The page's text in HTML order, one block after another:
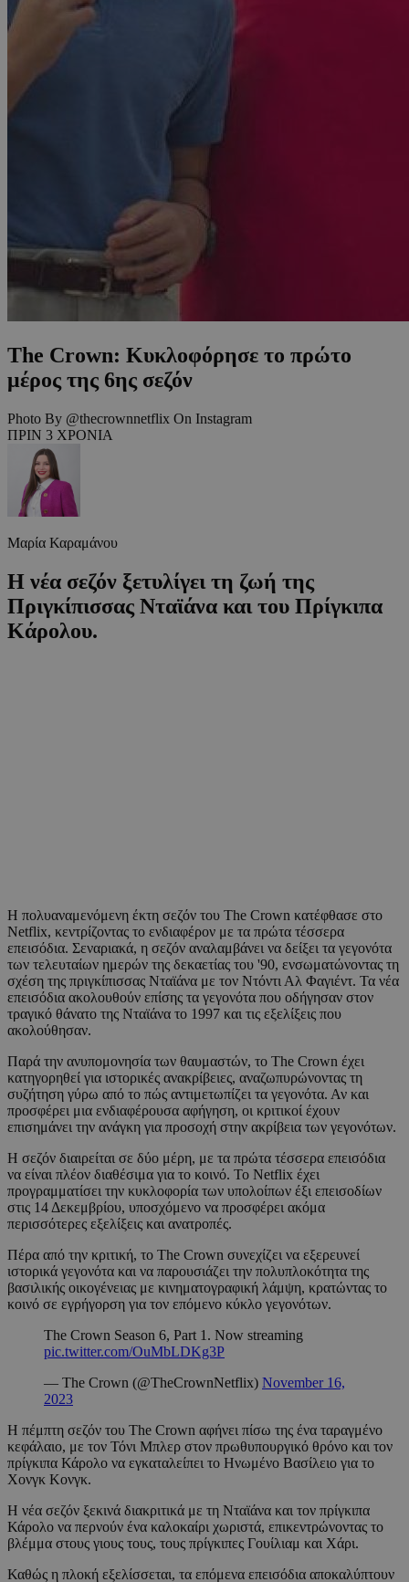
The Crown: Κυκλοφόρησε το πρώτο
μέρος της 6ης σεζόν
Photo By @thecrownnetflix On Instagram
ΠΡΙΝ 3 ΧΡΟΝΙΑ
Μαρία Καραμάνου
Η νέα σεζόν ξετυλίγει τη ζωή της
Πριγκίπισσας Νταϊάνα και του Πρίγκιπα
Κάρολου.
Η πολυαναμενόμενη έκτη σεζόν του The Crown κατέφθασε στο
Netflix, κεντρίζοντας το ενδιαφέρον με τα πρώτα τέσσερα
επεισόδια. Σεναριακά, η σεζόν αναλαμβάνει να δείξει τα γεγονότα
των τελευταίων ημερών της δεκαετίας του '90, ενσωματώνοντας τη
σχέση της πριγκίπισσας Νταϊάνα με τον Ντόντι Αλ Φαγιέντ. Τα νέα
επεισόδια ακολουθούν επίσης τα γεγονότα που οδήγησαν στον
τραγικό θάνατο της Νταϊάνα το 1997 και τις εξελίξεις που
ακολούθησαν.
Παρά την ανυπομονησία των θαυμαστών, το The Crown έχει
κατηγορηθεί για ιστορικές ανακρίβειες, αναζωπυρώνοντας τη
συζήτηση γύρω από το πώς αντιμετωπίζει τα γεγονότα. Αν και
προσφέρει μια ενδιαφέρουσα αφήγηση, οι κριτικοί έχουν
επισημάνει την ανάγκη για προσοχή στην ακρίβεια των γεγονότων.
Η σεζόν διαιρείται σε δύο μέρη, με τα πρώτα τέσσερα επεισόδια
να είναι πλέον διαθέσιμα για το κοινό. Το Netflix έχει
προγραμματίσει την κυκλοφορία των υπολοίπων έξι επεισοδίων
στις 14 Δεκεμβρίου, υποσχόμενο να προσφέρει ακόμα
περισσότερες εξελίξεις και ανατροπές.
Πέρα από την κριτική, το The Crown συνεχίζει να εξερευνεί
ιστορικά γεγονότα και να παρουσιάζει την πολυπλοκότητα της
βασιλικής οικογένειας με κινηματογραφική λάμψη, κρατώντας το
κοινό σε εγρήγορση για τον επόμενο κύκλο γεγονότων.
The Crown Season 6, Part 1. Now streaming
pic.twitter.com/OuMbLDKg3P
— The Crown (@TheCrownNetflix) November 16,
2023
Η πέμπτη σεζόν του The Crown αφήνει πίσω της ένα ταραγμένο
κεφάλαιο, με τον Τόνι Μπλερ στον πρωθυπουργικό θρόνο και τον
πρίγκιπα Κάρολο να εγκαταλείπει το Ηνωμένο Βασίλειο για το
Χονγκ Κονγκ.
Η νέα σεζόν ξεκινά διακριτικά με τη Νταϊάνα και τον πρίγκιπα
Κάρολο να περνούν ένα καλοκαίρι χωριστά, επικεντρώνοντας το
βλέμμα στους γιους τους, τους πρίγκιπες Γουίλιαμ και Χάρι.
Καθώς η πλοκή εξελίσσεται, τα επόμενα επεισόδια αποκαλύπτουν